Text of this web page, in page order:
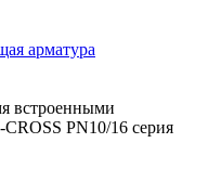
арматура
встроенными
PN10/16 серия